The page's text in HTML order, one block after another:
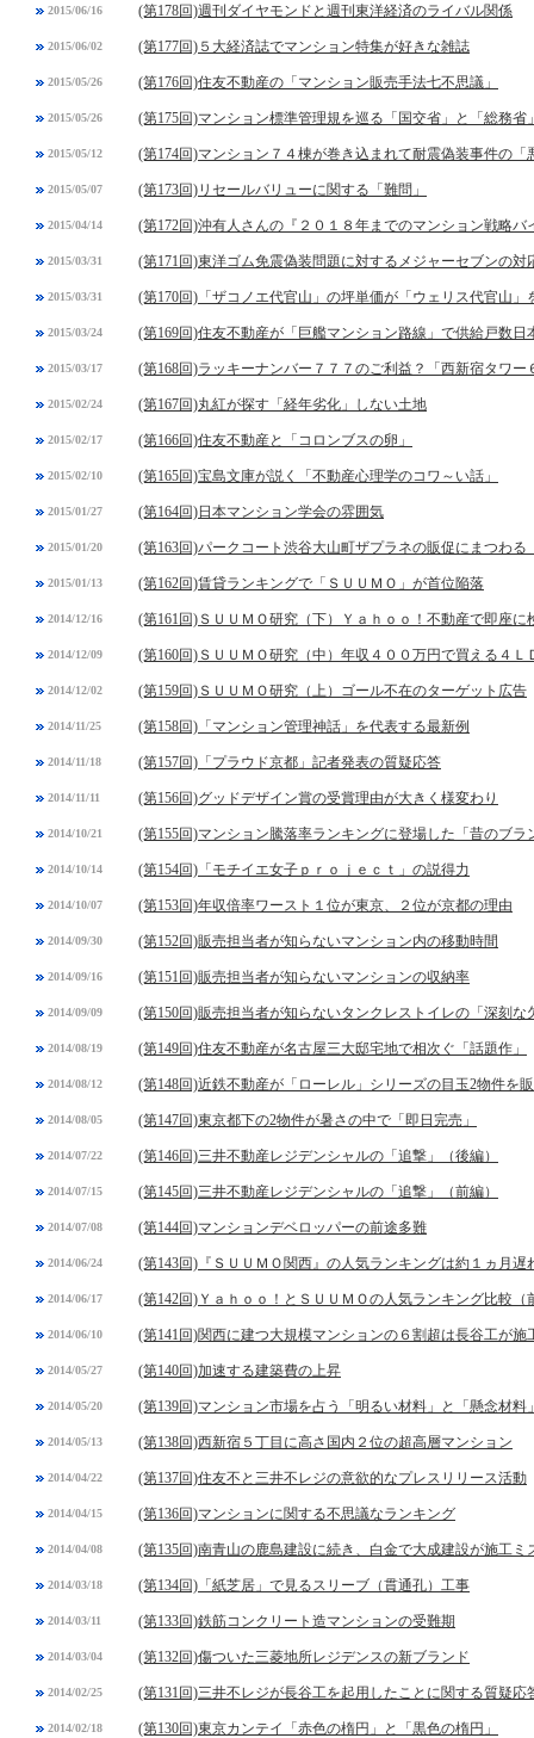
2015/06/16 (第178回)週刊ダイヤモンドと週刊東洋経済のライバル関係
2015/06/02 (第177回)５大経済誌でマンション特集が好きな雑誌
2015/05/26 (第176回)住友不動産の「マンション販売手法七不思議」
2015/05/26 (第175回)マンション標準管理規を巡る「国交省」と「総務省
2015/05/12 (第174回)マンション７４棟が巻き込まれて耐震偽装事件の「
2015/05/07 (第173回)リセールバリューに関する「難問」
2015/04/14 (第172回)沖有人さんの『２０１８年までのマンション戦略バ
2015/03/31 (第171回)東洋ゴム免震偽装問題に対するメジャーセブンの対
2015/03/31 (第170回)「ザコノエ代官山」の坪単価が「ウェリス代官山」
2015/03/24 (第169回)住友不動産が「巨艦マンション路線」で供給戸数日
2015/03/17 (第168回)ラッキーナンバー７７７のご利益？「西新宿タワー
2015/02/24 (第167回)丸紅が探す「経年劣化」しない土地
2015/02/17 (第166回)住友不動産と「コロンブスの卵」
2015/02/10 (第165回)宝島文庫が説く「不動産心理学のコワ～い話」
2015/01/27 (第164回)日本マンション学会の雰囲気
2015/01/20 (第163回)パークコート渋谷大山町ザプラネの販促にまつわる
2015/01/13 (第162回)賃貸ランキングで「ＳＵＵＭＯ」が首位陥落
2014/12/16 (第161回)ＳＵＵＭＯ研究（下）Ｙａｈｏｏ！不動産で即座に
2014/12/09 (第160回)ＳＵＵＭＯ研究（中）年収４００万円で買える４Ｌ
2014/12/02 (第159回)ＳＵＵＭＯ研究（上）ゴール不在のターゲット広告
2014/11/25 (第158回)「マンション管理神話」を代表する最新例
2014/11/18 (第157回)「プラウド京都」記者発表の質疑応答
2014/11/11 (第156回)グッドデザイン賞の受賞理由が大きく様変わり
2014/10/21 (第155回)マンション騰落率ランキングに登場した「昔のブラ
2014/10/14 (第154回)「モチイエ女子ｐｒｏｊｅｃｔ」の説得力
2014/10/07 (第153回)年収倍率ワースト１位が東京、２位が京都の理由
2014/09/30 (第152回)販売担当者が知らないマンション内の移動時間
2014/09/16 (第151回)販売担当者が知らないマンションの収納率
2014/09/09 (第150回)販売担当者が知らないタンクレストイレの「深刻な
2014/08/19 (第149回)住友不動産が名古屋三大邸宅地で相次ぐ「話題作」
2014/08/12 (第148回)近鉄不動産が「ローレル」シリーズの目玉2物件を
2014/08/05 (第147回)東京都下の2物件が暑さの中で「即日完売」
2014/07/22 (第146回)三井不動産レジデンシャルの「追撃」（後編）
2014/07/15 (第145回)三井不動産レジデンシャルの「追撃」（前編）
2014/07/08 (第144回)マンションデベロッパーの前途多難
2014/06/24 (第143回)『ＳＵＵＭＯ関西』の人気ランキングは約１ヵ月遅
2014/06/17 (第142回)Ｙａｈｏｏ！とＳＵＵＭＯの人気ランキング比較（
2014/06/10 (第141回)関西に建つ大規模マンションの６割超は長谷工が施
2014/05/27 (第140回)加速する建築費の上昇
2014/05/20 (第139回)マンション市場を占う「明るい材料」と「懸念材料
2014/05/13 (第138回)西新宿５丁目に高さ国内２位の超高層マンション
2014/04/22 (第137回)住友不と三井不レジの意欲的なプレスリリース活動
2014/04/15 (第136回)マンションに関する不思議なランキング
2014/04/08 (第135回)南青山の鹿島建設に続き、白金で大成建設が施工ミ
2014/03/18 (第134回)「紙芝居」で見るスリーブ（貫通孔）工事
2014/03/11 (第133回)鉄筋コンクリート造マンションの受難期
2014/03/04 (第132回)傷ついた三菱地所レジデンスの新ブランド
2014/02/25 (第131回)三井不レジが長谷工を起用したことに関する質疑応
2014/02/18 (第130回)東京カンテイ「赤色の楕円」と「黒色の楕円」